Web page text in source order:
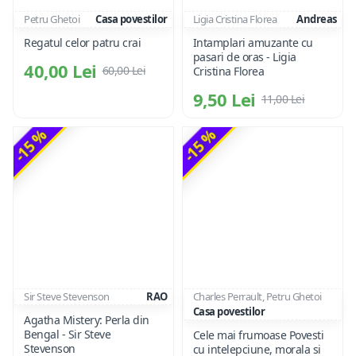
Petru Ghetoi Casa povestilor
Regatul celor patru crai
40,00 Lei 60,00 Lei
Ligia Cristina Florea Andreas
Intamplari amuzante cu
pasari de oras - Ligia
Cristina Florea
9,50 Lei 11,00 Lei
-15 %
Sir Steve Stevenson RAO
Agatha Mistery: Perla din
Bengal - Sir Steve
Stevenson
-15 %
Charles Perrault, Petru Ghetoi
Casa povestilor
Cele mai frumoase Povesti
cu intelepciune, morala si